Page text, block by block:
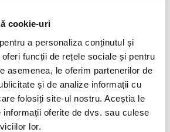
cookie-uri
a personaliza conținutul și
funcții de rețele sociale și pentru
asemenea, le oferim partenerilor de
și de analize informații cu
folosiți site-ul nostru. Aceștia le
informații oferite de dvs. sau culese
lor.
Vegetariene